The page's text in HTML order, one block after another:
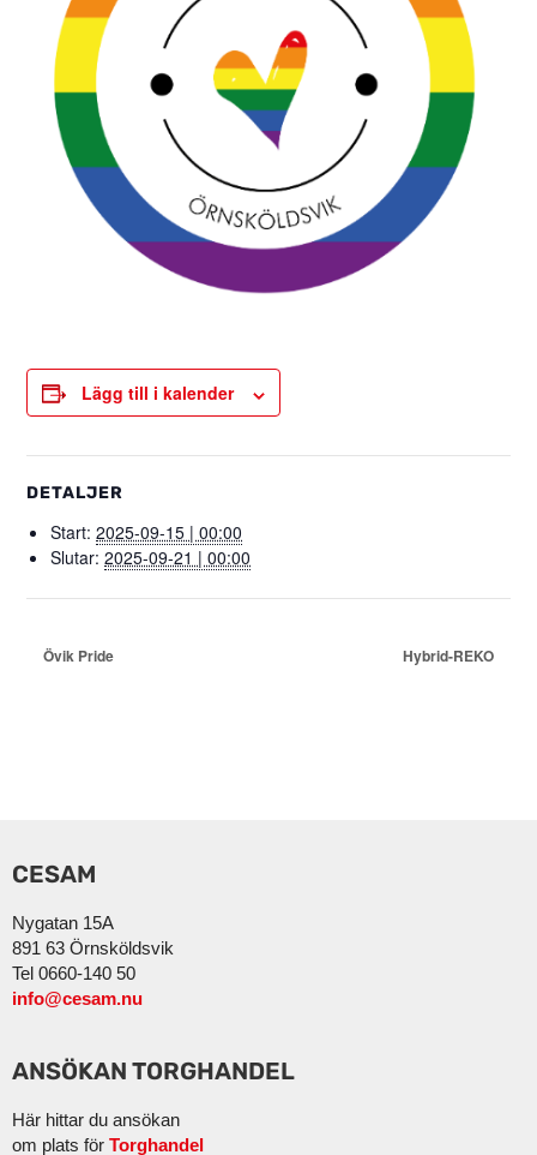
Lägg till i kalender
DETALJER
Start: 2025-09-15 | 00:00
Slutar: 2025-09-21 | 00:00
Övik Pride Hybrid-REKO
CESAM
Nygatan 15A
891 63 Örnsköldsvik
Tel 0660-140 50
info@cesam.nu
ANSÖKAN TORGHANDEL
Här hittar du ansökan
om plats för Torghandel